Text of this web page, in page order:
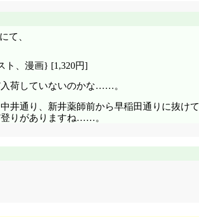
て、
ト、漫画} [1,320円]
荷していないのかな……。
井通り、新井薬師前から早稲田通りに抜け
りがありますね……。